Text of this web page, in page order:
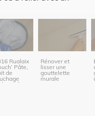
Rualaix
Pâte,
de
en pâte
Rénover et
lisser une
gouttelette
murale